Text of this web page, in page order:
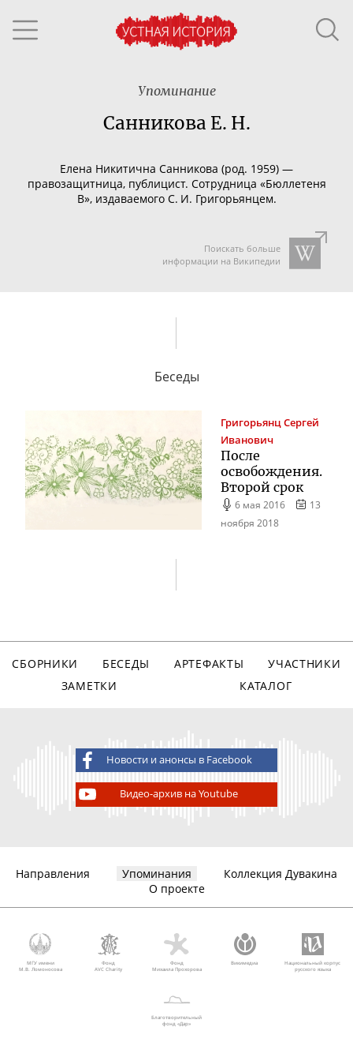
Упоминание
Санникова Е. Н.
Елена Никитична Санникова (род. 1959) —
правозащитница, публицист. Сотрудница «Бюллетеня
В», издаваемого С. И. Григорьянцем.
Поискать больше
информации на Википедии
Беседы
ГригорьянцСергей
Иванович
После
освобождения.
Второй срок
6 мая 2016
13
ноября 2018
СБОРНИКИ БЕСЕДЫ АРТЕФАКТЫ
УЧАСТНИКИ
ЗАМЕТКИ
КАТАЛОГ
Новости и анонсы в Facebook
Видео-архив на Youtube
Направления Упоминания
Коллекция Дувакина
О проекте
МГУ имени
М.В. Ломоносова
Фонд
AVC Charity
Фонд
Михаила Прохорова
Викимедиа
Национальный корпус
русского языка
Благотворительный
фонд «Дар»